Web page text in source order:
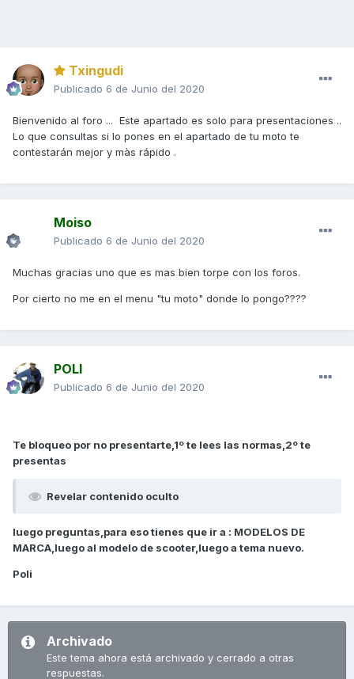
Txingudi
Publicado 6 de Junio del 2020
Bienvenido al foro ... Este apartado es solo para presentaciones ..
Lo que consultas si lo pones en el apartado de tu moto te
contestarán mejor y màs rápido .
Moiso
Publicado 6 de Junio del 2020
Muchas gracias uno que es mas bien torpe con los foros.
Por cierto no me en el menu "tu moto" donde lo pongo????
POLI
Publicado 6 de Junio del 2020
Te bloqueo por no presentarte,1º te lees las normas,2º te
presentas
Revelar contenido oculto
luego preguntas,para eso tienes que ir a : MODELOS DE
MARCA,luego al modelo de scooter,luego a tema nuevo.
Poli
Archivado
Este tema ahora está archivado y cerrado a otras
respuestas.